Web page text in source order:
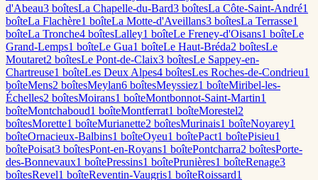
d'Abeau3 boîtesLa Chapelle-du-Bard3 boîtesLa Côte-Saint-André1
boîteLa Flachère1 boîteLa Motte-d'Aveillans3 boîtesLa Terrasse1
boîteLa Tronche4 boîtesLalley1 boîteLe Freney-d'Oisans1 boîteLe
Grand-Lemps1 boîteLe Gua1 boîteLe Haut-Bréda2 boîtesLe
Moutaret2 boîtesLe Pont-de-Claix3 boîtesLe Sappey-en-
Chartreuse1 boîteLes Deux Alpes4 boîtesLes Roches-de-Condrieu1
boîteMens2 boîtesMeylan6 boîtesMeyssiez1 boîteMiribel-les-
Échelles2 boîtesMoirans1 boîteMontbonnot-Saint-Martin1
boîteMontchaboud1 boîteMontferrat1 boîteMorestel2
boîtesMorette1 boîteMurianette2 boîtesMurinais1 boîteNoyarey1
boîteOrnacieux-Balbins1 boîteOyeu1 boîtePact1 boîtePisieu1
boîtePoisat3 boîtesPont-en-Royans1 boîtePontcharra2 boîtesPorte-
des-Bonnevaux1 boîtePressins1 boîtePrunières1 boîteRenage3
boîtesRevel1 boîteReventin-Vaugris1 boîteRoissard1